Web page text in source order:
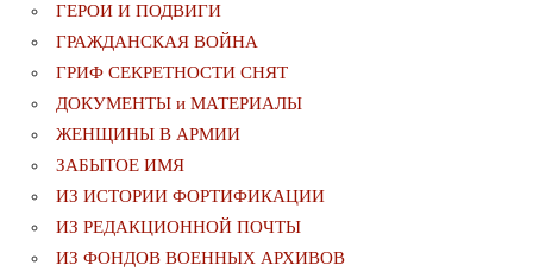
ГЕРОИ И ПОДВИГИ
ГРАЖДАНСКАЯ ВОЙНА
ГРИФ СЕКРЕТНОСТИ СНЯТ
ДОКУМЕНТЫ и МАТЕРИАЛЫ
ЖЕНЩИНЫ В АРМИИ
ЗАБЫТОЕ ИМЯ
ИЗ ИСТОРИИ ФОРТИФИКАЦИИ
ИЗ РЕДАКЦИОННОЙ ПОЧТЫ
ИЗ ФОНДОВ ВОЕННЫХ АРХИВОВ